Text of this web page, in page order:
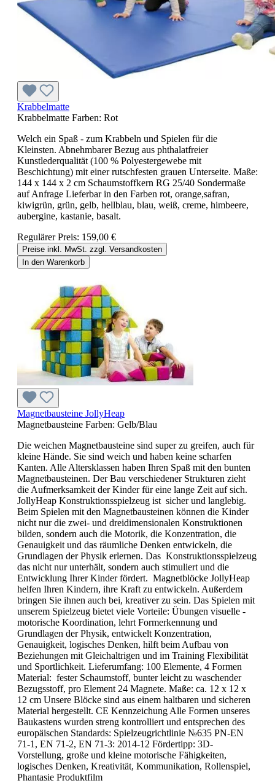
Krabbelmatte
Krabbelmatte Farben: Rot
Welch ein Spaß - zum Krabbeln und Spielen für die
Kleinsten. Abnehmbarer Bezug aus phthalatfreier
Kunstlederqualität (100 % Polyestergewebe mit
Beschichtung) mit einer rutschfesten grauen Unterseite. Maße:
144 x 144 x 2 cm Schaumstoffkern RG 25/40 Sondermaße
auf Anfrage Lieferbar in den Farben rot, orange,safran,
kiwigrün, grün, gelb, hellblau, blau, weiß, creme, himbeere,
aubergine, kastanie, basalt.
Regulärer Preis: 159,00 €
Preise inkl. MwSt. zzgl. Versandkosten
In den Warenkorb
Magnetbausteine JollyHeap
Magnetbausteine Farben: Gelb/Blau
Die weichen Magnetbausteine sind super zu greifen, auch für
kleine Hände. Sie sind weich und haben keine scharfen
Kanten. Alle Altersklassen haben Ihren Spaß mit den bunten
Magnetbausteinen. Der Bau verschiedener Strukturen zieht
die Aufmerksamkeit der Kinder für eine lange Zeit auf sich.
JollyHeap Konstruktionsspielzeug ist sicher und langlebig.
Beim Spielen mit den Magnetbausteinen können die Kinder
nicht nur die zwei- und dreidimensionalen Konstruktionen
bilden, sondern auch die Motorik, die Konzentration, die
Genauigkeit und das räumliche Denken entwickeln, die
Grundlagen der Physik erlernen. Das Konstruktionsspielzeug
das nicht nur unterhält, sondern auch stimuliert und die
Entwicklung Ihrer Kinder fördert. Magnetblöcke JollyHeap
helfen Ihren Kindern, ihre Kraft zu entwickeln. Außerdem
bringen Sie ihnen auch bei, kreativer zu sein. Das Spielen mit
unserem Spielzeug bietet viele Vorteile: Übungen visuelle -
motorische Koordination, lehrt Formerkennung und
Grundlagen der Physik, entwickelt Konzentration,
Genauigkeit, logisches Denken, hilft beim Aufbau von
Beziehungen mit Gleichaltrigen und im Training Flexibilität
und Sportlichkeit. Lieferumfang: 100 Elemente, 4 Formen
Material: fester Schaumstoff, bunter leicht zu waschender
Bezugsstoff, pro Element 24 Magnete. Maße: ca. 12 x 12 x
12 cm Unsere Blöcke sind aus einem haltbaren und sicheren
Material hergestellt. CE Kennzeichung Alle Formen unseres
Baukastens wurden streng kontrolliert und entsprechen des
europäischen Standards: Spielzeugrichtlinie №635 PN-EN
71-1, EN 71-2, EN 71-3: 2014-12 Fördertipp: 3D-
Vorstellung, große und kleine motorische Fähigkeiten,
logisches Denken, Kreativität, Kommunikation, Rollenspiel,
Phantasie Produktfilm